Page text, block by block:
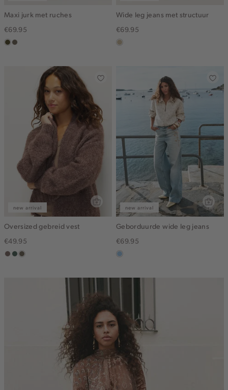
Maxi jurk met ruches
€69.95
groen,
middenbruin
Wide leg jeans met structuur
€69.95
lichtzand
new arrival
Oversized gebreid vest
€49.95
taupe
groen,
bruin
new arrival
Geborduurde wide leg jeans
€69.95
blauw,
light